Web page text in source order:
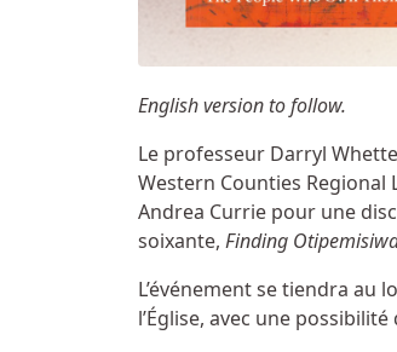
English version to follow.
Le professeur Darryl
Western Counties
Andrea Currie pour une
soixante, Finding
L’événement se tiendra au
l’Église, avec une